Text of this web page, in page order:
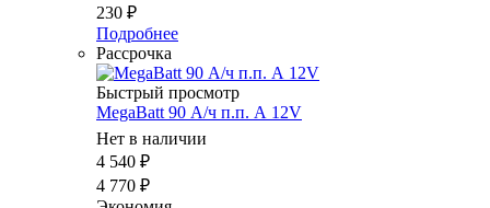
230 ₽
Подробнее
Рассрочка
Быстрый просмотр
MegaBatt 90 А/ч п.п. А 12V
Нет в наличии
4 540 ₽
4 770 ₽